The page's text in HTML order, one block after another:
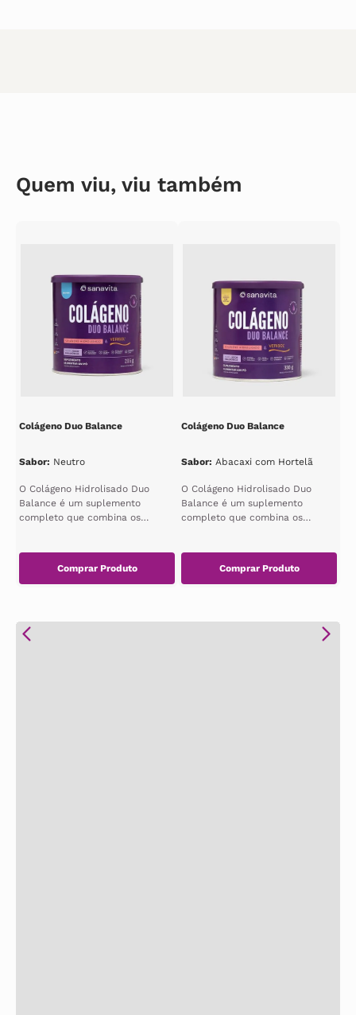
Quem viu, viu também
Colágeno Duo Balance
Sabor: Neutro
O Colágeno Hidrolisado Duo
Balance é um suplemento
completo que combina os
Colágeno Duo Balance
Sabor: Abacaxi com Hortelã
O Colágeno Hidrolisado Duo
Balance é um suplemento
completo que combina os